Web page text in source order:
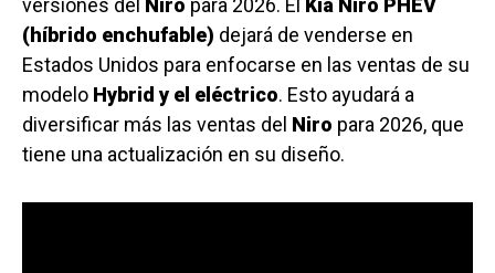
(híbrido enchufable) dejará de venderse en
Estados Unidos para enfocarse en las ventas de su
modelo Hybrid y el eléctrico. Esto ayudará a
diversificar más las ventas del Niro para 2026, que
tiene una actualización en su diseño.